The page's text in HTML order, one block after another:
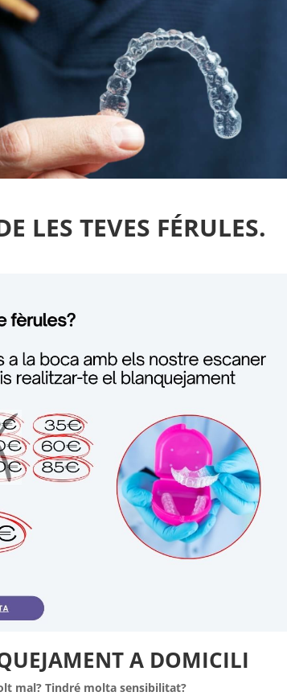
LES TEVES FÉRULES.
A DOMICILI
mal? Tindré molta sensibilitat?